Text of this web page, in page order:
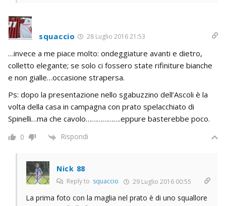
squaccio 28 Luglio 2016 21:53
…invece a me piace molto: ondeggiature avanti e dietro,
colletto elegante; se solo ci fossero state rifiniture bianche
e non gialle…occasione strapersa.
Ps: dopo la presentazione nello sgabuzzino dell’Ascoli è la
volta della casa in campagna con prato spelacchiato di
Spinelli…ma che cavolo……………….eppure basterebbe poco.
0 Rispondi
Nick 88
Reply to squaccio 29 Luglio 2016 00:55
La prima foto con la maglia nel prato è di uno squallore